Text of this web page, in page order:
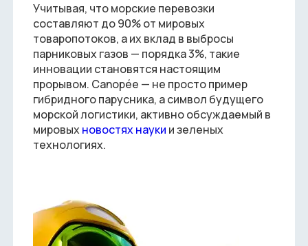
Учитывая, что морские перевозки
составляют до 90% от мировых
товаропотоков, а их вклад в выбросы
парниковых газов — порядка 3%, такие
инновации становятся настоящим
прорывом. Canopée — не просто пример
гибридного парусника, а символ будущего
морской логистики, активно обсуждаемый в
мировыхновостях науки и зеленых
технологиях.